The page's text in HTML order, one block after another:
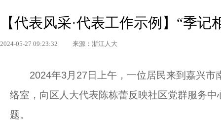
【代表风采·代表工作示例】“季记
2024-05-27 09:23:32 来源：浙江人大
2024年3月27日上午，一位居民来到嘉兴市
络室，向区人大代表陈栋蕾反映社区党群服务
题。